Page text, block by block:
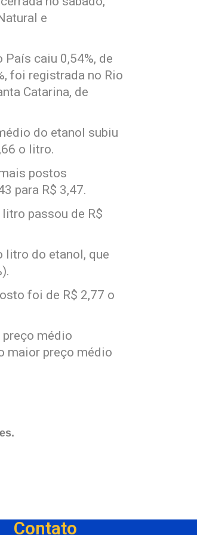
e
caiu 0,54%, de
foi registrada no Rio
Catarina, de
do etanol subiu
o litro.
postos
para R$ 3,47.
passou de R$
litro do etanol, que
foi de R$ 2,77 o
preço médio
maior preço médio
Contato